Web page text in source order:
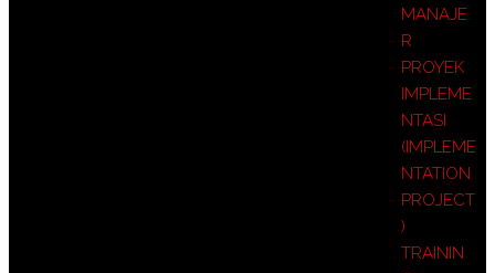
MANAJE
R
PROYEK
IMPLEME
NTASI
(IMPLEME
NTATION
PROJECT
)
TRAININ